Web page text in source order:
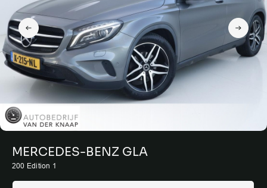
VACATURE
VERKOCHT
CONTACT
MERCEDES-BENZ GLA
200 Edition 1